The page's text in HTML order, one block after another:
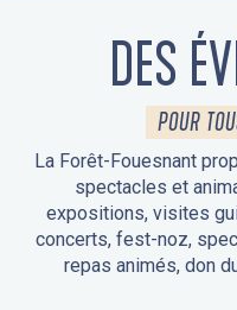
DES
POUR
La Forêt-Fouesnant
spectacles et
expositions, visites
concerts, fest-noz,
repas animés, don